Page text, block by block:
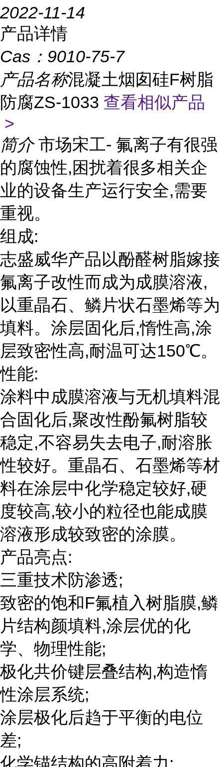
2022-11-14
产品详情
Cas： 9010-75-7
产品名称混凝土烟囱硅F树脂
防腐ZS-1033 查看相似产品
>
简介 市场宋工- 氟离子有很强
的腐蚀性,困扰着很多相关企
业的设备生产运行安全,需要
重视。
组成:
志盛威华产品以酚醛树脂嫁接
氟离子改性而成为成膜溶液,
以重晶石、鳞片状石墨烯等为
填料。涂层固化后,惰性高,涂
层致密性高,耐温可达150℃。
性能:
涂料中成膜溶液与无机填料混
合固化后,聚改性酚氟树脂较
稳定,不容易失去电子,耐溶胀
性较好。重晶石、石墨烯等材
料在涂层中化学稳定较好,硬
度较高,较小的粒径也能成膜
溶液形成较致密的涂膜。
产品亮点:
三重技术防渗透;
致密的饱和F氟植入树脂膜,鳞
片结构颜填料,涂层优的化
学、物理性能;
极化共价键层叠结构,构造惰
性涂层系统;
涂层极化后趋于平衡的电位
差;
化学锚结构的高附着力;